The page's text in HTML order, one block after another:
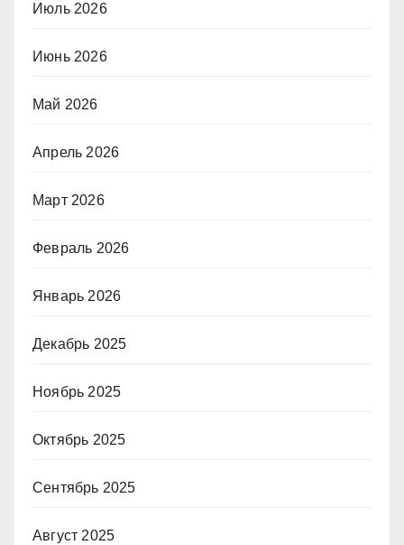
Июль 2026
Июнь 2026
Май 2026
Апрель 2026
Март 2026
Февраль 2026
Январь 2026
Декабрь 2025
Ноябрь 2025
Октябрь 2025
Сентябрь 2025
Август 2025